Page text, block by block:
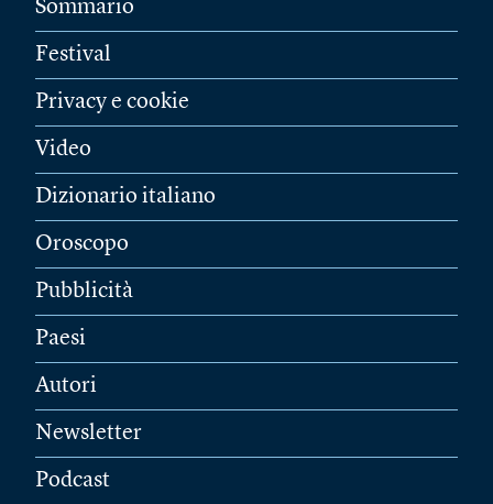
Sommario
Festival
Privacy e cookie
Video
Dizionario italiano
Oroscopo
Pubblicità
Paesi
Autori
Newsletter
Podcast